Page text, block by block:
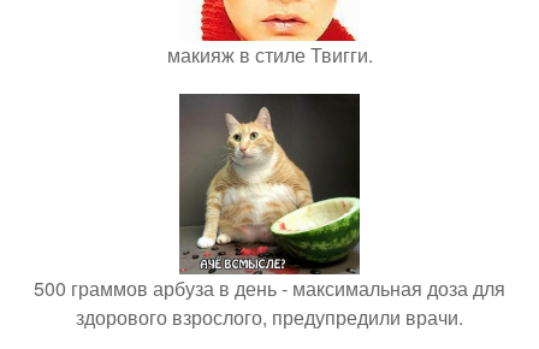
макияж в стиле Твигги.
500 граммов арбуза в день - максимальная доза для
здорового взрослого, предупредили врачи.